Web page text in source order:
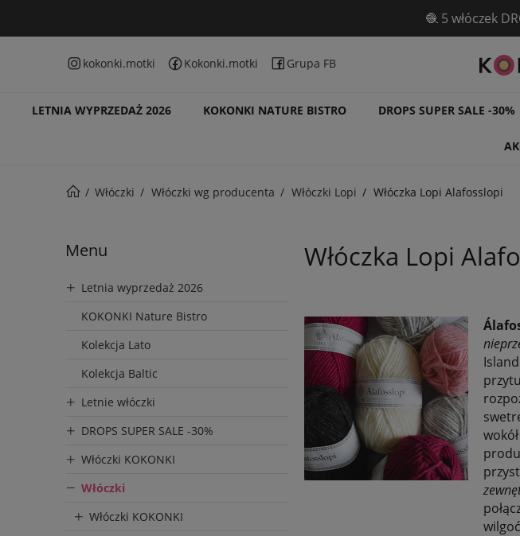
🧶 5 włóczek
kokonki.motki Kokonki.motki Grupa FB
LETNIA WYPRZEDAŻ 2026 KOKONKI NATURE BISTRO DROPS SUPER SALE -30%
Włóczki Włóczki wg producenta Włóczki Lopi Włóczka Lopi Alafosslopi
Menu
Letnia wyprzedaż 2026
KOKONKI Nature Bistro
Kolekcja Lato
Kolekcja Baltic
Letnie włóczki
DROPS SUPER SALE -30%
Włóczki KOKONKI
Włóczki
Włóczki KOKONKI
Włóczka Lopi